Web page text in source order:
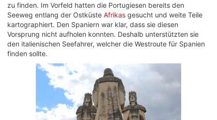
zu finden. Im Vorfeld hatten die Portugiesen bereits den
Seeweg entlang der Ostküste Afrikas gesucht und weite Teile
kartographiert. Den Spaniern war klar, dass sie diesen
Vorsprung nicht aufholen konnten. Deshalb unterstützten sie
den italienischen Seefahrer, welcher die Westroute für Spanien
finden sollte.